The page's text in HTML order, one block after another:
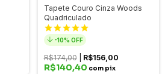
Tapete Couro Cinza Woods
Quadriculado
-10% OFF
R$174,00 R$156,00
R$140,40 com pix